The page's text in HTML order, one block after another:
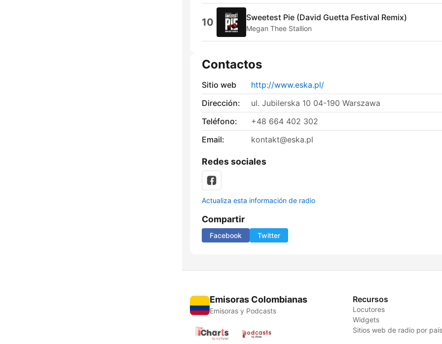
10 Sweetest Pie (David Guetta Festival Remix)
Megan Thee Stallion
Contactos
Sitio web
http://www.eska.pl/
Dirección:
ul. Jubilerska 10 04-190 Warszawa
Teléfono:
+48 664 402 302
Email:
kontakt@eska.pl
Redes sociales
Actualiza esta información de radio
Compartir
Facebook Twitter
Emisoras Colombianas
Emisoras y Podcasts
Recursos
Locutores
Widgets
Sitios web de radio por país